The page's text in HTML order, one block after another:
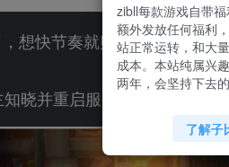
想快节奏就购买后台
晓并重启服务器，默认所有游
zibll每款游戏自带
额外发放任何福利
站正常运转，和大
成本。本站纯属兴
两年，会坚持下去
了解子